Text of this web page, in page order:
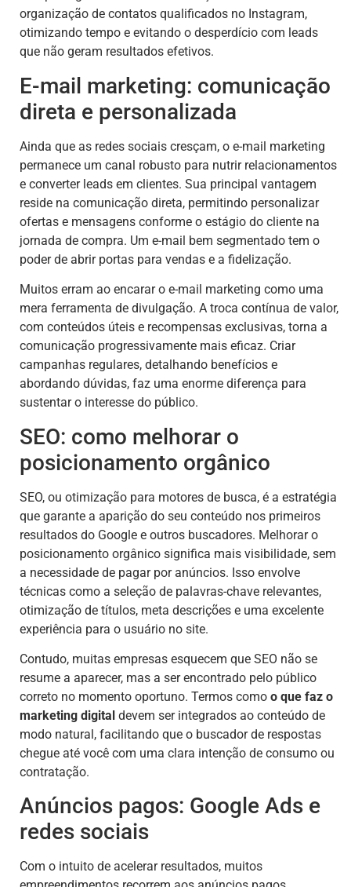
organização de contatos qualificados no Instagram,
otimizando tempo e evitando o desperdício com leads
que não geram resultados efetivos.
E-mail marketing: comunicação
direta e personalizada
Ainda que as redes sociais cresçam, o e-mail marketing
permanece um canal robusto para nutrir relacionamentos
e converter leads em clientes. Sua principal vantagem
reside na comunicação direta, permitindo personalizar
ofertas e mensagens conforme o estágio do cliente na
jornada de compra. Um e-mail bem segmentado tem o
poder de abrir portas para vendas e a fidelização.
Muitos erram ao encarar o e-mail marketing como uma
mera ferramenta de divulgação. A troca contínua de valor,
com conteúdos úteis e recompensas exclusivas, torna a
comunicação progressivamente mais eficaz. Criar
campanhas regulares, detalhando benefícios e
abordando dúvidas, faz uma enorme diferença para
sustentar o interesse do público.
SEO: como melhorar o
posicionamento orgânico
SEO, ou otimização para motores de busca, é a estratégia
que garante a aparição do seu conteúdo nos primeiros
resultados do Google e outros buscadores. Melhorar o
posicionamento orgânico significa mais visibilidade, sem
a necessidade de pagar por anúncios. Isso envolve
técnicas como a seleção de palavras-chave relevantes,
otimização de títulos, meta descrições e uma excelente
experiência para o usuário no site.
Contudo, muitas empresas esquecem que SEO não se
resume a aparecer, mas a ser encontrado pelo público
correto no momento oportuno. Termos como o que faz o
marketing digital devem ser integrados ao conteúdo de
modo natural, facilitando que o buscador de respostas
chegue até você com uma clara intenção de consumo ou
contratação.
Anúncios pagos: Google Ads e
redes sociais
Com o intuito de acelerar resultados, muitos